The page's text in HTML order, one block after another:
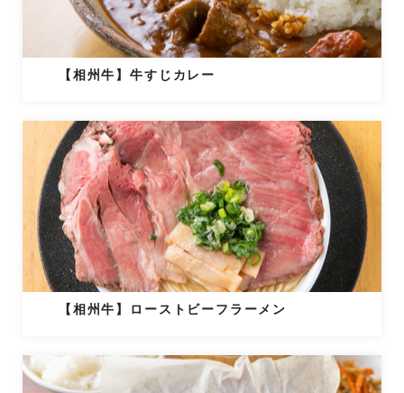
【相州牛】牛すじカレー
【相州牛】ローストビーフラーメン